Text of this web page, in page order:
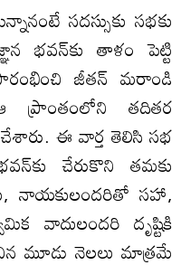
సదస్సుకు సభకు
భవన్‌కు తాళం పెట్టి
జీతన్‌ మరాండి
ప్రాంతంలోని తదితర
చేశారు. ఈ వార్త తెలిసి సభ
చేరుకొని తమకు
నాయకులందరితో సహా,
వాదులందరి దృష్టికి
మూడు నెలలు మాత్రమే